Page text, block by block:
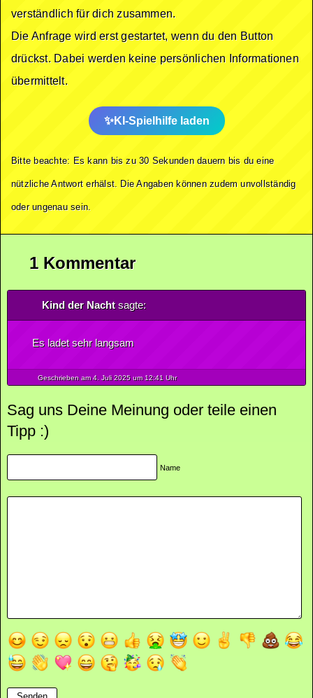
verständlich für dich zusammen.
Die Anfrage wird erst gestartet, wenn du den Button
drückst. Dabei werden keine persönlichen Informationen
übermittelt.
KI-Spielhilfe laden
Bitte beachte: Es kann bis zu 30 Sekunden dauern bis du eine
nützliche Antwort erhälst. Die Angaben können zudem unvollständig
oder ungenau sein.
1 Kommentar
Kind der Nachtsagte:
Es ladet sehr langsam
Geschrieben am 4. Juli2025um 12:41 Uhr
Sag uns Deine Meinung oder teile einen
Tipp :)
Name